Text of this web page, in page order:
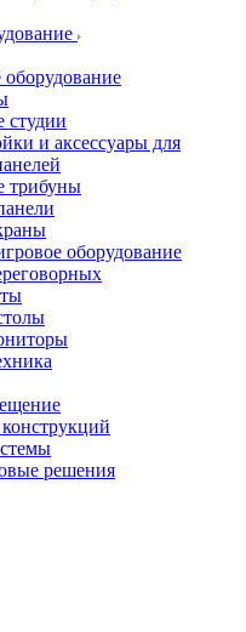
студии
и аксессуары для
трибуны
оборудование
решения